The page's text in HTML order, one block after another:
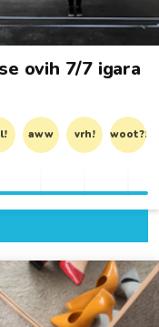
ovih 7/7 igara
aww vrh! woot?!